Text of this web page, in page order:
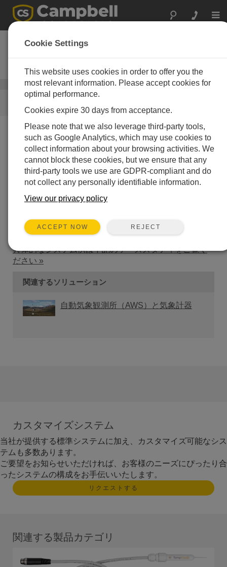
海洋気象観測所
厳しい海洋環境でも信頼性が実証
された高性能気象ステーション
気象 / 海洋気象観測所
私たちがお手伝いできること
ブイ、船舶、陸上の単独研究気象ステーションから統
合気象ネットワークまで、Campbell Scientific は厳しい
海洋環境における気候と水質の測定の世界標準となっ
ています。正確な測定、低電力要件、極限条件での実
証済みの信頼性により、当社の気象ステーションは地
最適です。
具体的なシステム例は下記のケーススタディをご覧く
ださい »
関連するソリューション
自動気象観測所（AWS）と気象計器
カスタマイズシステム
当社が提供する標準システムに加え、カスタマイズ可能なシス
テムも多数あります。
ご要望をお知らせいただければ、お客様のニーズにぴったり合
ったシステムの構成をお手伝いいたします。
リクエストする
関連する製品カテゴリ
Cookie Settings
This website uses cookies in order to offer you the
most relevant information. Please accept cookies for
optimal performance.
Cookies expire 30 days from acceptance.
Please note that we also leverage third-party tools,
such as Google Analytics, which may use cookies to
collect information about your browsing activities. We
cannot block these cookies, but we ensure that any
third-party tools we use are GDPR-compliant and do
not collect any personally identifiable information.
View our privacy policy
ACCEPT NOW REJECT